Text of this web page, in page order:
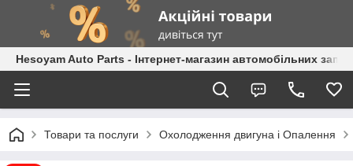
Hesoyam Auto Parts - Інтернет-магазин автомобільних
Товари та послуги Охолодження двигуна і Опалення